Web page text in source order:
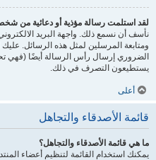
لقد استلمت رسالة مؤذية أو دعائية من
نأسف أن نسمع ذلك. واجهة البريد
ومتابعة المرسلين لمثل هذه الرسائل.
الضروري إرسال رأس الرسالة أيضًا
يستطيعون التصرف في ذلك.
أعلى
قائمة الأصدقاء والتجاهل
ما هي قائمة الأصدقاء والتجاهل؟
يمكنك استخدام القائمة لتنظيم أعضاء